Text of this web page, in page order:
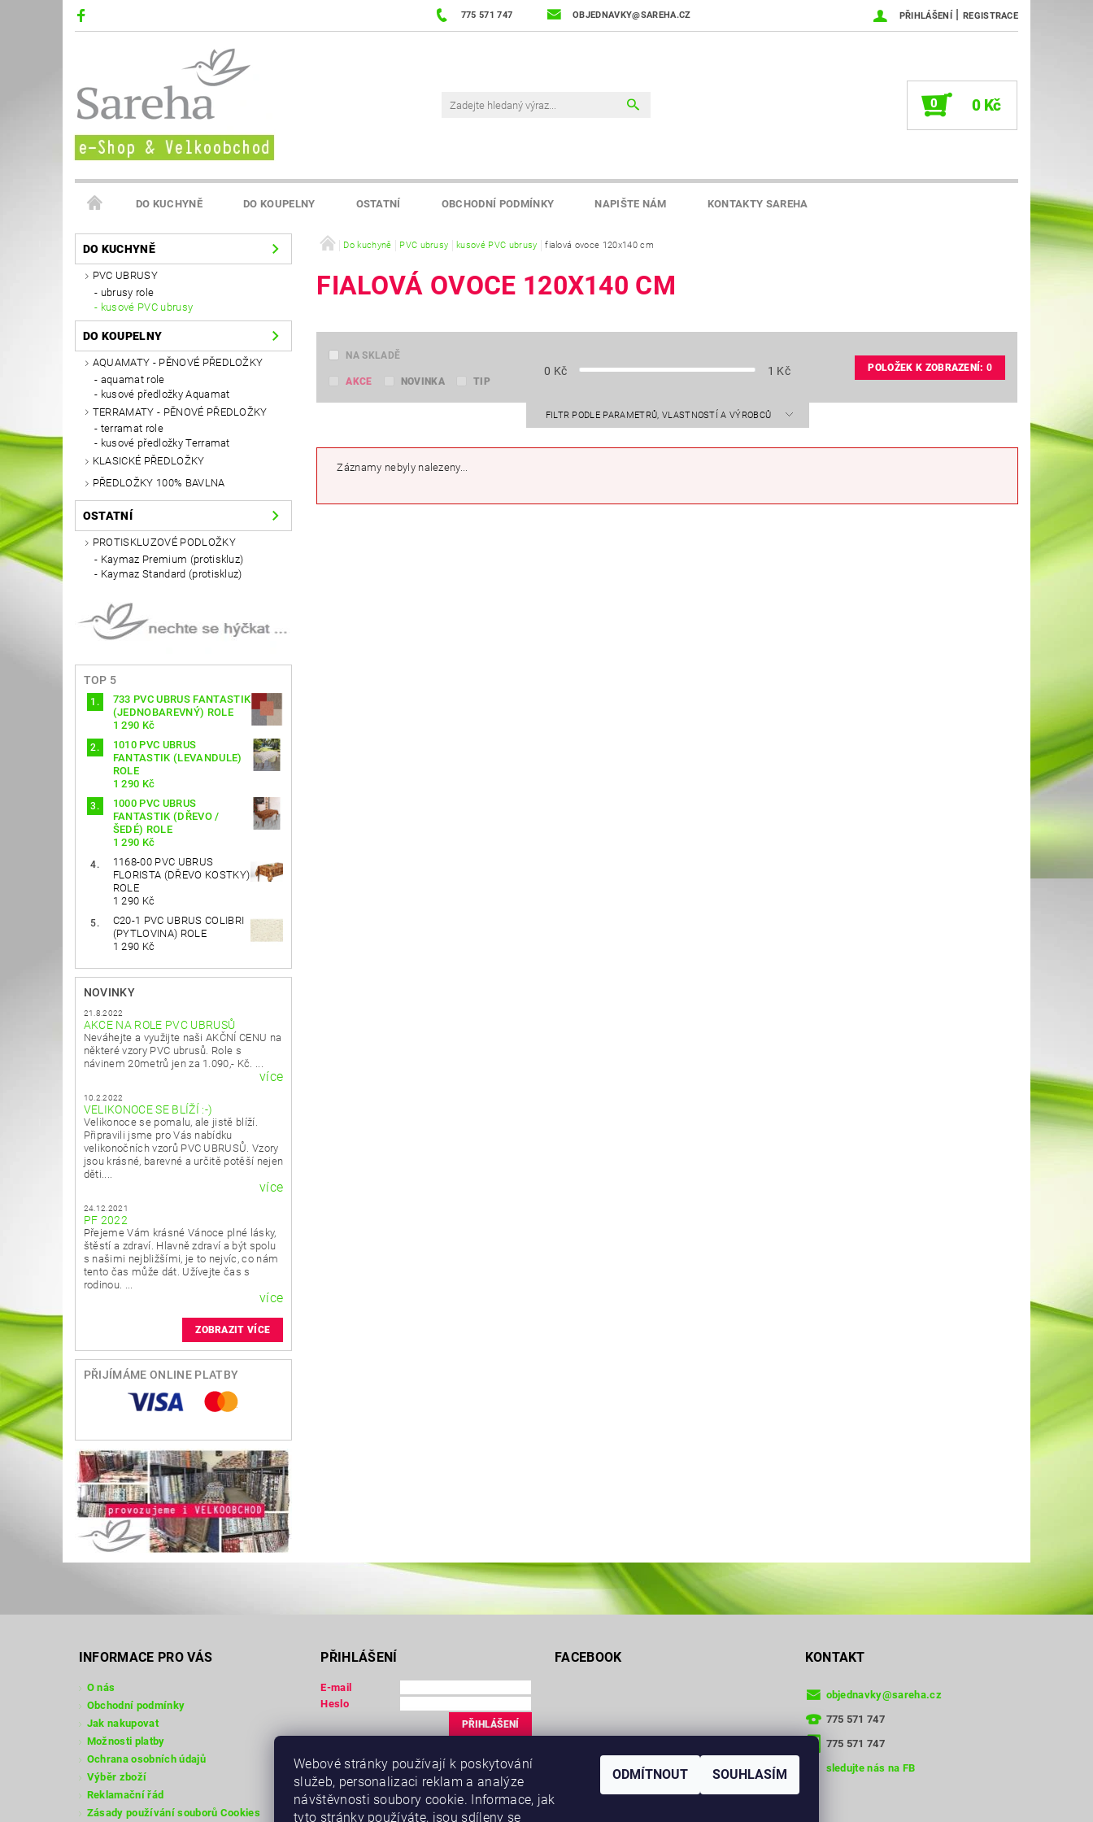
775 571 747 OBJEDNAVKY@SAREHA.CZ PŘIHLÁŠENÍ | REGISTRACE
0 0 Kč
DO KUCHYNĚ DO KOUPELNY OSTATNÍ OBCHODNÍ PODMÍNKY NAPIŠTE NÁM KONTAKTY SAREHA
VELKOOBCHOD SAREHA
DO KUCHYNĚ
PVC UBRUSY
ubrusy role
kusové PVC ubrusy
DO KOUPELNY
AQUAMATY - PĚNOVÉ PŘEDLOŽKY
aquamat role
kusové předložky Aquamat
TERRAMATY - PĚNOVÉ PŘEDLOŽKY
terramat role
kusové předložky Terramat
KLASICKÉ PŘEDLOŽKY
PŘEDLOŽKY 100% BAVLNA
OSTATNÍ
PROTISKLUZOVÉ PODLOŽKY
Kaymaz Premium (protiskluz)
Kaymaz Standard (protiskluz)
TOP 5
733 PVC UBRUS FANTASTIK
(JEDNOBAREVNÝ) ROLE
1 290 Kč
1010 PVC UBRUS
FANTASTIK (LEVANDULE)
ROLE
1 290 Kč
1000 PVC UBRUS
FANTASTIK (DŘEVO /
ŠEDÉ) ROLE
1 290 Kč
1168-00 PVC UBRUS
FLORISTA (DŘEVO KOSTKY)
ROLE
1 290 Kč
C20-1 PVC UBRUS COLIBRI
(PYTLOVINA) ROLE
1 290 Kč
NOVINKY
21.8.2022
AKCE NA ROLE PVC UBRUSŮ
Neváhejte a využijte naši AKČNÍ CENU na
některé vzory PVC ubrusů. Role s
návinem 20metrů jen za 1.090,- Kč. ...
více
10.2.2022
VELIKONOCE SE BLÍŽÍ :-)
Velikonoce se pomalu, ale jistě blíží.
Připravili jsme pro Vás nabídku
velikonočních vzorů PVC UBRUSŮ. Vzory
jsou krásné, barevné a určitě potěší nejen
děti....
více
24.12.2021
PF 2022
Přejeme Vám krásné Vánoce plné lásky,
štěstí a zdraví. Hlavně zdraví a být spolu
s našimi nejbližšími, je to nejvíc, co nám
tento čas může dát. Užívejte čas s
rodinou. ...
více
ZOBRAZIT VÍCE
PŘIJÍMÁME ONLINE PLATBY
Do kuchyně PVC ubrusy kusové PVC ubrusy fialová ovoce 120x140 cm
FIALOVÁ OVOCE 120X140 CM
NA SKLADĚ
AKCE NOVINKA TIP
0 Kč 1 Kč POLOŽEK K ZOBRAZENÍ:0
FILTR PODLE PARAMETRŮ, VLASTNOSTÍ A VÝROBCŮ
Záznamy nebyly nalezeny...
INFORMACE PRO VÁS
O nás
Obchodní podmínky
Jak nakupovat
Možnosti platby
Ochrana osobních údajů
Výběr zboží
Reklamační řád
Zásady používání souborů Cookies
PŘIHLÁŠENÍ
E-mail
Heslo
Zapomenuté heslo
FACEBOOK KONTAKT
objednavky@sareha.cz
775 571 747
775 571 747
sledujte nás na FB
Webové stránky používají k poskytování
služeb, personalizaci reklam a analýze
návštěvnosti soubory cookie. Informace, jak
tyto stránky používáte, jsou sdíleny se
ODMÍTNOUT SOUHLASÍM